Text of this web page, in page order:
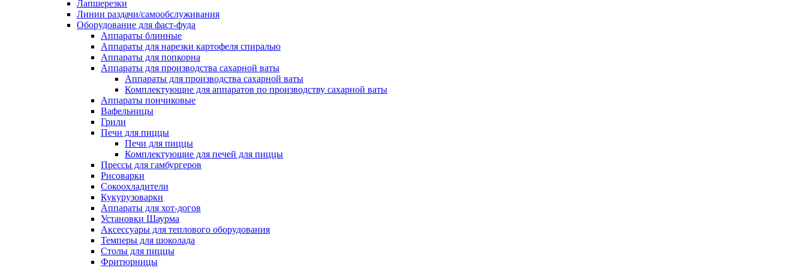
Лапшерезки
Линии раздачи/самообслуживания
Оборудование для фаст-фуда
Аппараты блинные
Аппараты для нарезки картофеля спиралью
Аппараты для попкорна
Аппараты для производства сахарной ваты
Аппараты для производства сахарной ваты
Комплектующие для аппаратов по производству сахарной ваты
Аппараты пончиковые
Вафельницы
Грили
Печи для пиццы
Печи для пиццы
Комплектующие для печей для пиццы
Прессы для гамбургеров
Рисоварки
Сокоохладители
Кукурузоварки
Аппараты для хот-догов
Установки Шаурма
Аксессуары для теплового оборудования
Темперы для шоколада
Столы для пиццы
Фритюрницы